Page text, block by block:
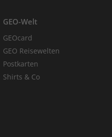
GEO-Welt
GEOcard
GEO Reisewelten
Postkarten
Shirts & Co